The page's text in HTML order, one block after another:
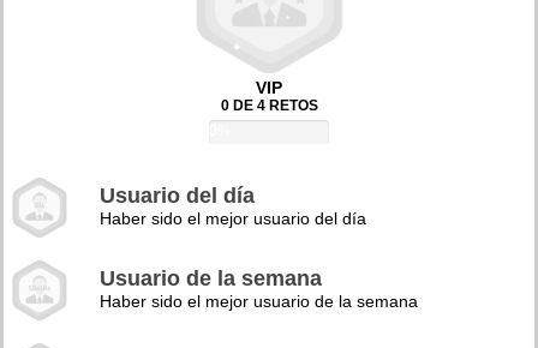
VIP
0 DE 4 RETOS
Usuario del día
Haber sido el mejor usuario del día
Usuario de la semana
Haber sido el mejor usuario de la semana